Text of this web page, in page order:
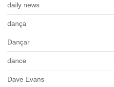
daily news
dança
Dançar
dance
Dave Evans